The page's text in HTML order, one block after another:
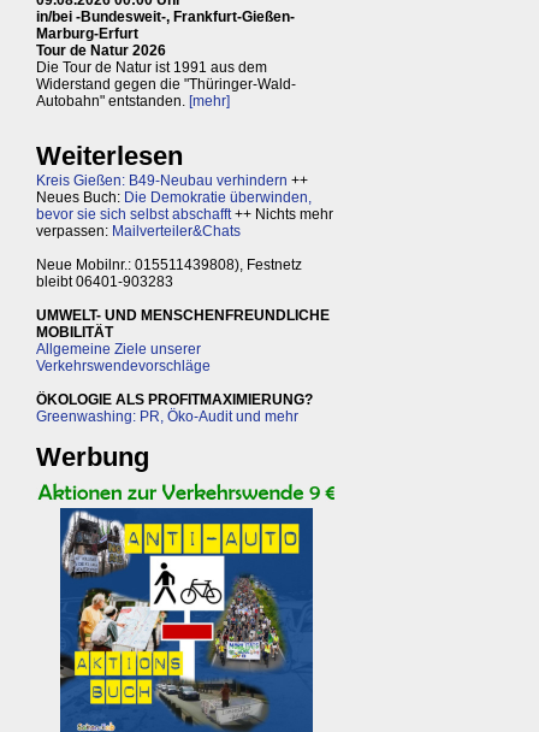
in/bei -Bundesweit-, Frankfurt-Gießen-
Marburg-Erfurt
Tour de Natur 2026
Die Tour de Natur ist 1991 aus dem
Widerstand gegen die "Thüringer-Wald-
Autobahn" entstanden. [mehr]
Weiterlesen
Kreis Gießen: B49-Neubau verhindern ++
Neues Buch: Die Demokratie überwinden,
bevor sie sich selbst abschafft++ Nichts mehr
verpassen: Mailverteiler&Chats
Neue Mobilnr.: 015511439808), Festnetz
bleibt 06401-903283
UMWELT- UND MENSCHENFREUNDLICHE
MOBILITÄT
Allgemeine Ziele unserer
Verkehrswendevorschläge
ÖKOLOGIE ALS PROFITMAXIMIERUNG?
Greenwashing: PR, Öko-Audit und mehr
Werbung